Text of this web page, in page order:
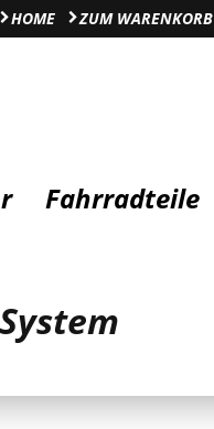
HOME ZUM WARENKORB
Fahrradteile